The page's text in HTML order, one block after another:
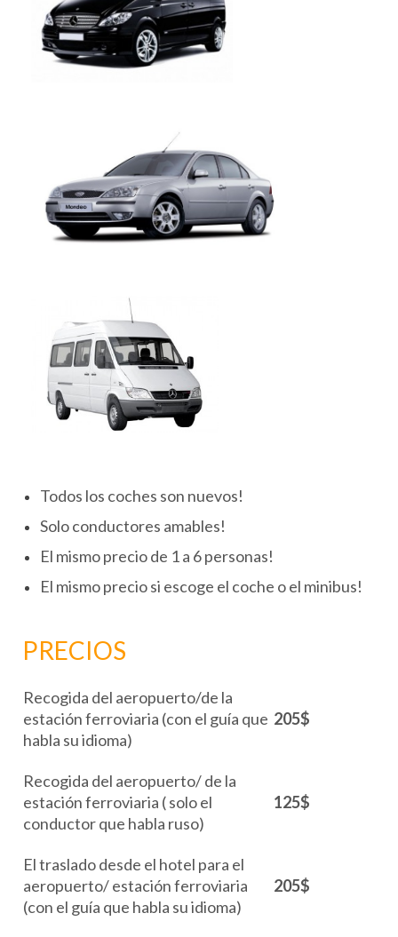
Todos los coches son nuevos!
Solo conductores amables!
El mismo precio de 1 a 6 personas!
El mismo precio si escoge el coche o el minibus!
PRECIOS
Recogida del aeropuerto/de la
estación ferroviaria (con el guía que
habla su idioma)
205$
Recogida del aeropuerto/ de la
estación ferroviaria ( solo el
conductor que habla ruso)
125$
El traslado desde el hotel para el
aeropuerto/ estación ferroviaria
(con el guía que habla su idioma)
205$